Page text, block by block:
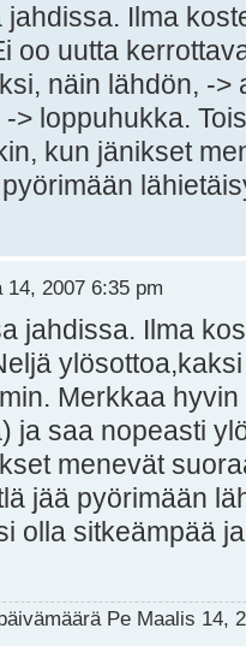
Ilma
oo uutta
näin lähdön, ->
> loppuhukka.
kun jänikset
14, 2007 6:35 pm
jahdissa. Ilma
Merkkaa
ja saa nopeasti
menevät
jää pyörimään
olla sitkeämpää
Pe Maalis 14,